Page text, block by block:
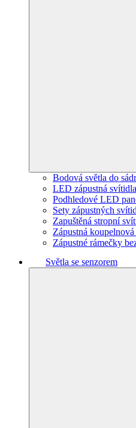
Bodová světla do
LED zápustná svítidla
Podhledové LED
Sety zápustných
Zapuštěná stropní
Zápustná koupelnová
Zápustné rámečky
Světla se senzorem